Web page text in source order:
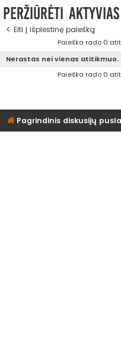
Peržiūrėti
Eiti į išplėstinę paiešką
Paieška rado 0
Nerastas nei vienas atitikmuo.
Paieška rado 0
Pagrindinis diskusijų